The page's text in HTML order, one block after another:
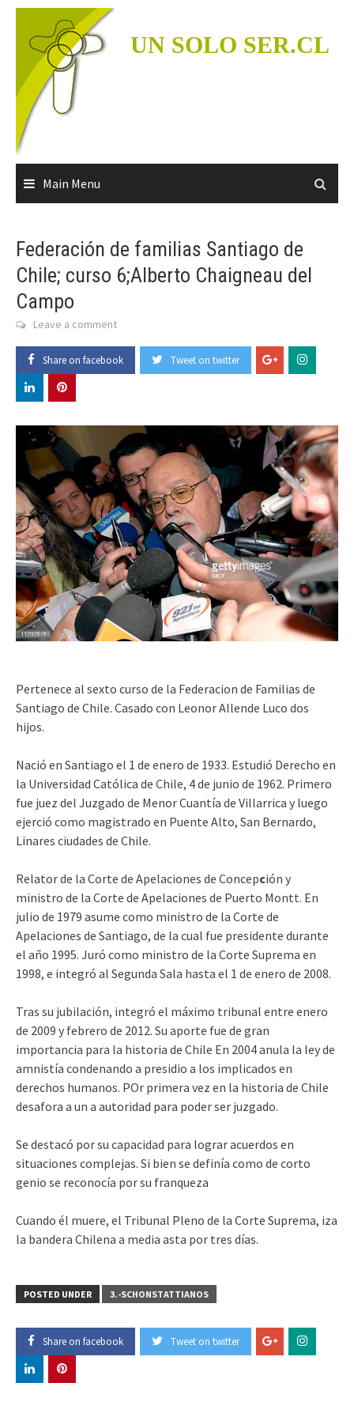
Skip
content
UN SOLO SER.CL
Main Menu
Federación de familias Santiago de
Chile; curso 6;Alberto Chaigneau del
Campo
Leave a comment
Share on facebook Tweet on twitter
Pertenece al sexto curso de la Federacion de Familias de
Santiago de Chile. Casado con Leonor Allende Luco dos
hijos.
Nació en Santiago el 1 de enero de 1933. Estudió Derecho en
la Universidad Católica de Chile, 4 de junio de 1962. Primero
fue juez del Juzgado de Menor Cuantía de Villarrica y luego
ejerció como magistrado en Puente Alto, San Bernardo,
Linares ciudades de Chile.
Relator de la Corte de Apelaciones de Concepción y
ministro de la Corte de Apelaciones de Puerto Montt. En
julio de 1979 asume como ministro de la Corte de
Apelaciones de Santiago, de la cual fue presidente durante
el año 1995. Juró como ministro de la Corte Suprema en
1998, e integró al Segunda Sala hasta el 1 de enero de 2008.
Tras su jubilación, integró el máximo tribunal entre enero
de 2009 y febrero de 2012. Su aporte fue de gran
importancia para la historia de Chile En 2004 anula la ley de
amnistía condenando a presidio a los implicados en
derechos humanos. POr primera vez en la historia de Chile
desafora a un a autoridad para poder ser juzgado.
Se destacó por su capacidad para lograr acuerdos en
situaciones complejas. Si bien se definía como de corto
genio se reconocía por su franqueza
Cuando él muere, el Tribunal Pleno de la Corte Suprema, iza
la bandera Chilena a media asta por tres días.
POSTED UNDER 3.-SCHONSTATTIANOS
Share on facebook Tweet on twitter